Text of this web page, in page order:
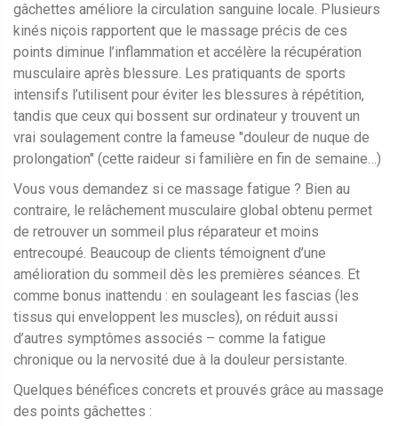
gâchettes améliore la circulation sanguine locale. Plusieurs
kinés niçois rapportent que le massage précis de ces
points diminue l’inflammation et accélère la récupération
musculaire après blessure. Les pratiquants de sports
intensifs l’utilisent pour éviter les blessures à répétition,
tandis que ceux qui bossent sur ordinateur y trouvent un
vrai soulagement contre la fameuse "douleur de nuque de
prolongation" (cette raideur si familière en fin de semaine…)
Vous vous demandez si ce massage fatigue ? Bien au
contraire, le relâchement musculaire global obtenu permet
de retrouver un sommeil plus réparateur et moins
entrecoupé. Beaucoup de clients témoignent d’une
amélioration du sommeil dès les premières séances. Et
comme bonus inattendu : en soulageant les fascias (les
tissus qui enveloppent les muscles), on réduit aussi
d’autres symptômes associés – comme la fatigue
chronique ou la nervosité due à la douleur persistante.
Quelques bénéfices concrets et prouvés grâce au massage
des points gâchettes :